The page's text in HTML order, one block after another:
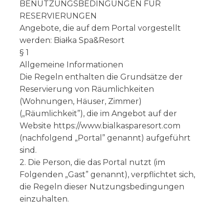
BENUTZUNGSBEDINGUNGEN FÜR
RESERVIERUNGEN
Angebote, die auf dem Portal vorgestellt
werden: Białka Spa&Resort
§ 1
Allgemeine Informationen
Die Regeln enthalten die Grundsätze der
Reservierung von Räumlichkeiten
(Wohnungen, Häuser, Zimmer)
(„Räumlichkeit”), die im Angebot auf der
Website https://www.bialkasparesort.com
(nachfolgend „Portal” genannt) aufgeführt
sind.
2. Die Person, die das Portal nutzt (im
Folgenden „Gast” genannt), verpflichtet sich,
die Regeln dieser Nutzungsbedingungen
einzuhalten.